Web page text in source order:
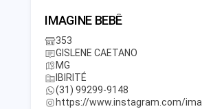
IMAGINE BEBÊ
353
GISLENE CAETANO
MG
IBIRITÉ
(31) 99299-9148
https://www.instagram.com/